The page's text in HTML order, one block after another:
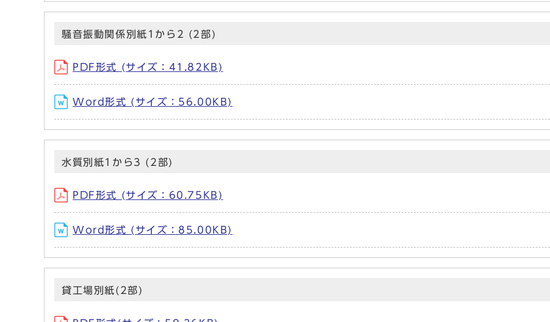
騒音振動関係別紙1から2 (2部)
PDF形式 (サイズ：41.82KB)
Word形式 (サイズ：56.00KB)
水質別紙1から3 (2部)
PDF形式 (サイズ：60.75KB)
Word形式 (サイズ：85.00KB)
貸工場別紙(2部)